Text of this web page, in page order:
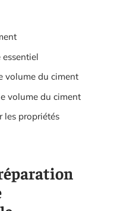
volume du ciment
volume du ciment
les propriétés